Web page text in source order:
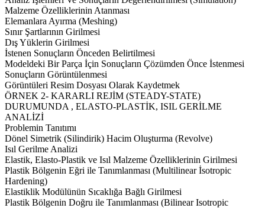
Malzeme Özelliklerinin Atanması
Elemanlara Ayırma (Meshing)
Sınır Şartlarının Girilmesi
Dış Yüklerin Girilmesi
İstenen Sonuçların Önceden Belirtilmesi
Modeldeki Bir Parça İçin Sonuçların Çözümden Önce İstenmesi
Sonuçların Görüntülenmesi
Görüntüleri Resim Dosyası Olarak Kaydetmek
ÖRNEK 2- KARARLI REJİM (STEADY-STATE)
DURUMUNDA , ELASTO-PLASTİK, ISIL GERİLME
ANALİZİ
Problemin Tanıtımı
Dönel Simetrik (Silindirik) Hacim Oluşturma (Revolve)
Isıl Gerilme Analizi
Elastik, Elasto-Plastik ve Isıl Malzeme Özelliklerinin Girilmesi
Plastik Bölgenin Eğri ile Tanımlanması (Multilinear İsotropic
Hardening)
Elastiklik Modülünün Sıcaklığa Bağlı Girilmesi
Plastik Bölgenin Doğru ile Tanımlanması (Bilinear Isotropic